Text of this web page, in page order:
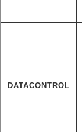
DATACONTROL